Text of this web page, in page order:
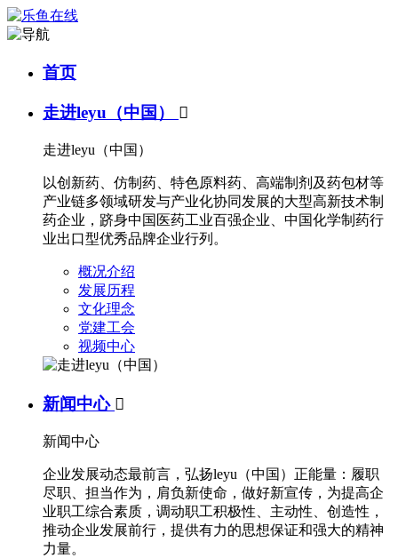
首页
走进leyu（中国） 
走进leyu（中国）
以创新药、仿制药、特色原料药、高端制剂及药包材等
产业链多领域研发与产业化协同发展的大型高新技术制
药企业，跻身中国医药工业百强企业、中国化学制药行
业出口型优秀品牌企业行列。
概况介绍
发展历程
文化理念
党建工会
视频中心
新闻中心 
新闻中心
企业发展动态最前言，弘扬leyu（中国）正能量：履职
尽职、担当作为，肩负新使命，做好新宣传，为提高企
业职工综合素质，调动职工积极性、主动性、创造性，
推动企业发展前行，提供有力的思想保证和强大的精神
力量。